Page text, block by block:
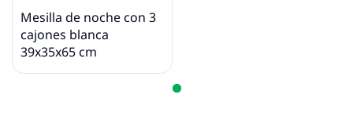
Mesilla de noche con 3
cajones blanca
39x35x65 cm